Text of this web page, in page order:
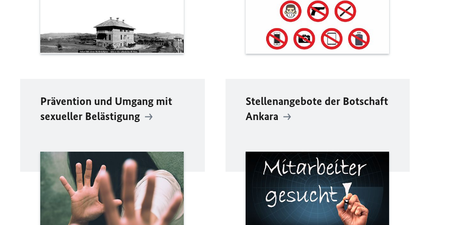
Prävention und Umgang mit
sexueller Belästigung
Stellenangebote der Botschaft
Ankara